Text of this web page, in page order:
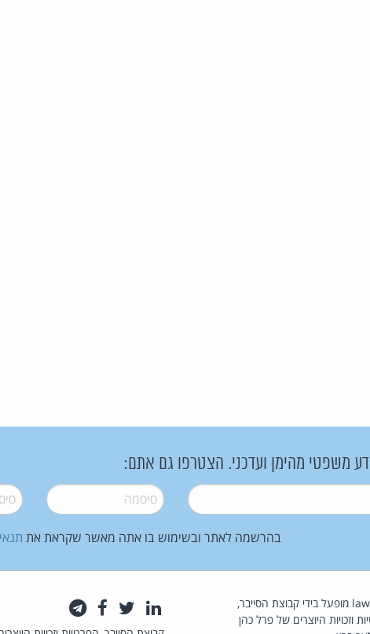
משפטי מהימן ועדכני. הצטרפו גם אתם:
סיסמה*
בהרשמה לאתר ובשימוש בו אתה מאשר שקראת את
law.co.il מופעל בידי קבוצת הסייבר,
וזכויות היוצרים של פרל כהן
לינקדאין
טוויטרפייסבוק